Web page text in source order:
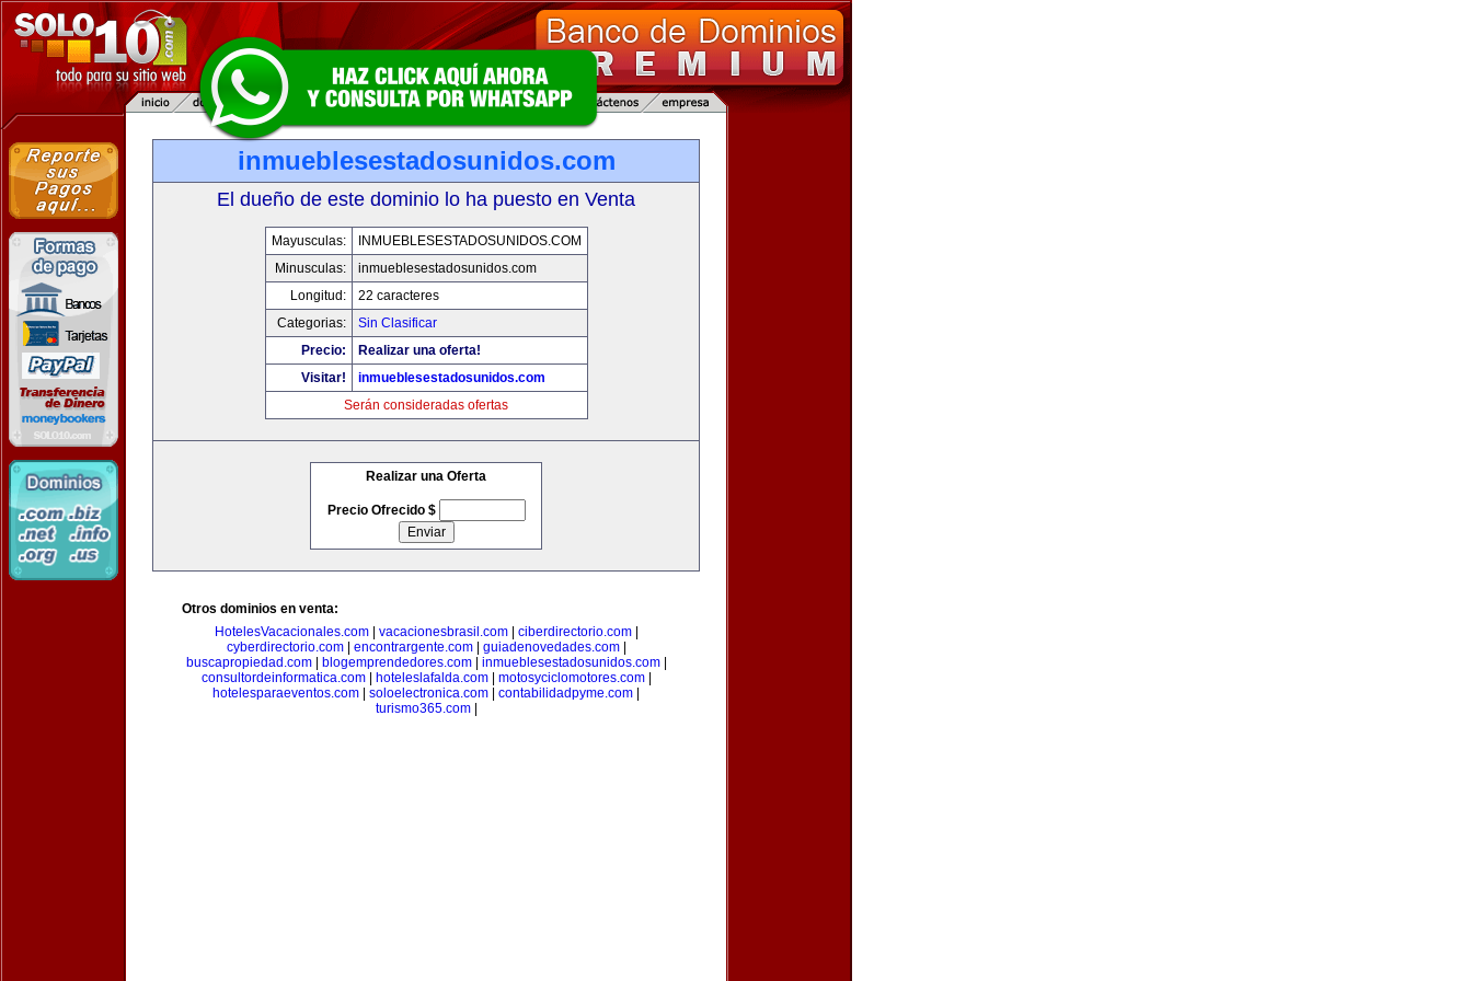
inmueblesestadosunidos.com
El dueño de este dominio lo ha puesto en Venta
Mayusculas:
INMUEBLESESTADOSUNIDOS.COM
Minusculas:
inmueblesestadosunidos.com
Longitud:
22 caracteres
Categorias:
Sin Clasificar
Precio:
Realizar una oferta!
Visitar!
inmueblesestadosunidos.com
Serán consideradas ofertas
Realizar una Oferta
Precio Ofrecido $
Otros dominios en venta:
HotelesVacacionales.com| vacacionesbrasil.com| ciberdirectorio.com|
cyberdirectorio.com| encontrargente.com| guiadenovedades.com|
buscapropiedad.com| blogemprendedores.com| inmueblesestadosunidos.com|
consultordeinformatica.com| hoteleslafalda.com| motosyciclomotores.com|
hotelesparaeventos.com
soloelectronica.com contabilidadpyme.com
turismo365.com|